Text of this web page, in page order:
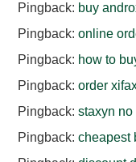
Pingback: buy
Pingback:online
Pingback: how to
Pingback:order
Pingback:staxyn no
Pingback:cheapest